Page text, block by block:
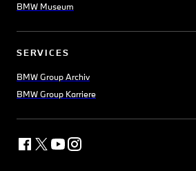
BMW Museum
SERVICES
BMW Group Archiv
BMW Group Karriere